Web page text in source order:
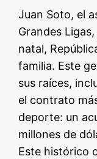
Juan Soto, el
Grandes
natal,
familia. Este
sus raíces,
el contrato
deporte: un
millones de
Este histórico